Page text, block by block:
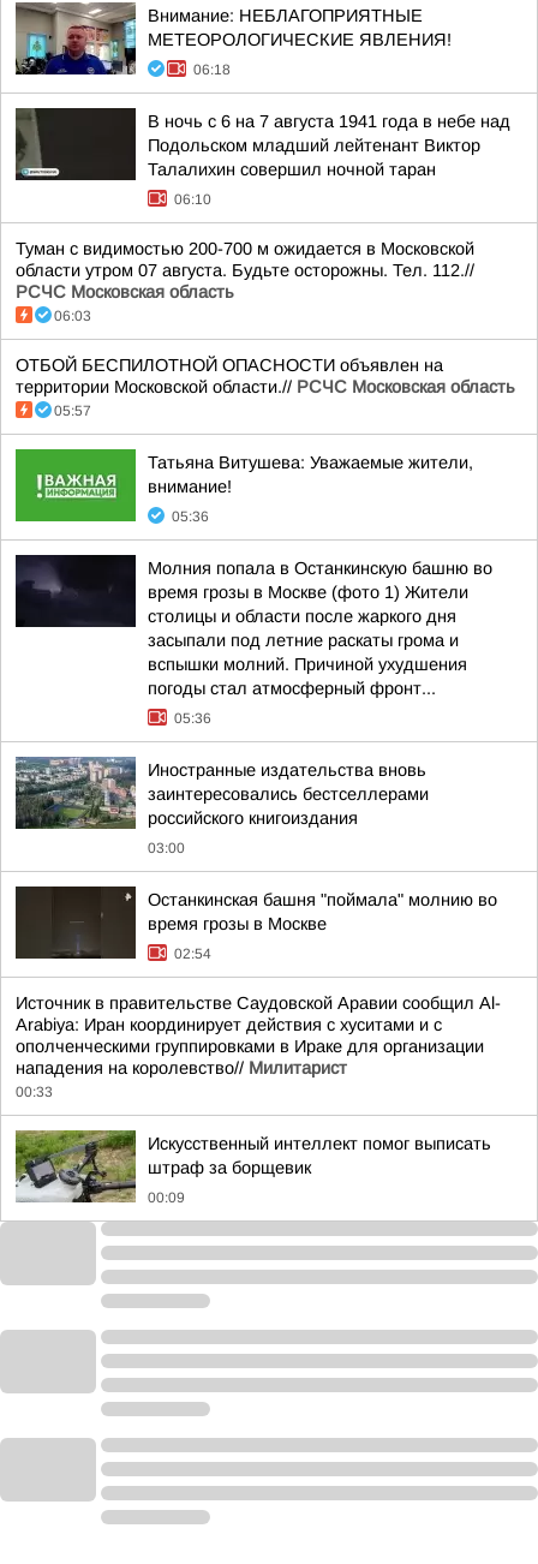
Внимание: НЕБЛАГОПРИЯТНЫЕ
МЕТЕОРОЛОГИЧЕСКИЕ ЯВЛЕНИЯ!
06:18
В ночь с 6 на 7 августа 1941 года в небе над
Подольском младший лейтенант Виктор
Талалихин совершил ночной таран
06:10
Туман с видимостью 200-700 м ожидается в Московской
области утром 07 августа. Будьте осторожны. Тел. 112.//
РСЧС Московская область
06:03
ОТБОЙ БЕСПИЛОТНОЙ ОПАСНОСТИ объявлен на
территории Московской области.// РСЧС Московская область
05:57
Татьяна Витушева: Уважаемые жители,
внимание!
05:36
Молния попала в Останкинскую башню во
время грозы в Москве (фото 1) Жители
столицы и области после жаркого дня
засыпали под летние раскаты грома и
вспышки молний. Причиной ухудшения
погоды стал атмосферный фронт...
05:36
Иностранные издательства вновь
заинтересовались бестселлерами
российского книгоиздания
03:00
Останкинская башня "поймала" молнию во
время грозы в Москве
02:54
Источник в правительстве Саудовской Аравии сообщил Al-
Arabiya: Иран координирует действия с хуситами и с
ополченческими группировками в Ираке для организации
нападения на королевство// Милитарист
00:33
Искусственный интеллект помог выписать
штраф за борщевик
00:09